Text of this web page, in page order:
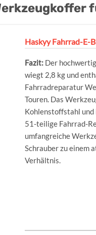
Haskyy Fahrrad-E-
Der
wiegt 2,8 kg und
Fahrradreparatur
Touren. Das
Kohlenstoffstahl und
51-teilige Fahrrad-
umfangreiche
Schrauber zu einem
Verhältnis.